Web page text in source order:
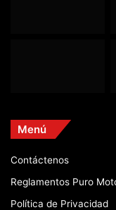
Menú
Contáctenos
Reglamentos Puro
Política de Privacidad